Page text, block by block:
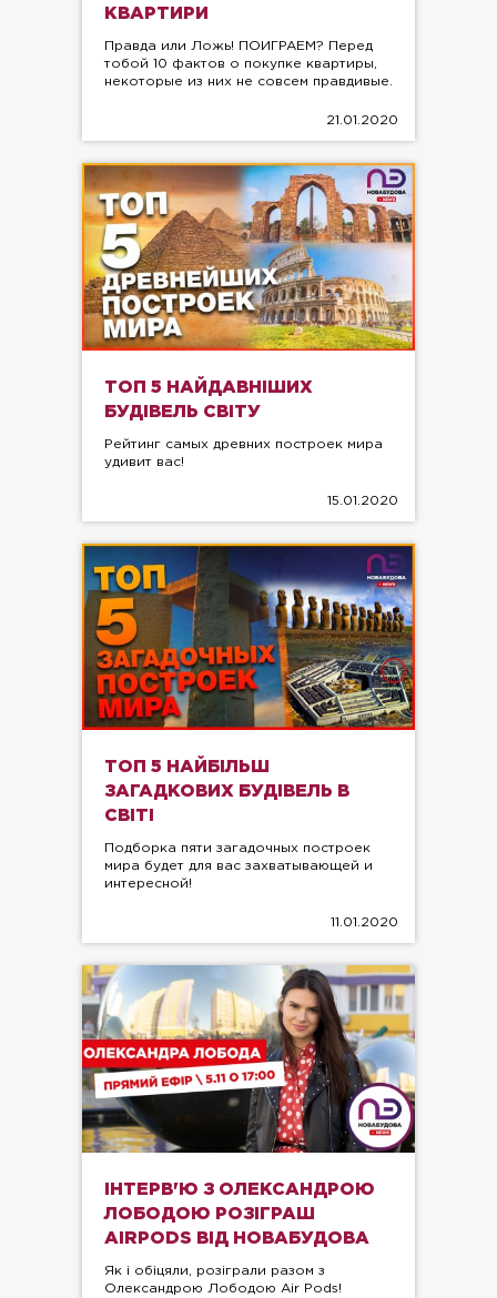
КВАРТИРИ
Правда или Ложь! ПОИГРАЕМ? Перед
тобой 10 фактов о покупке квартиры,
некоторые из них не совсем правдивые.
21.01.2020
ТОП 5 НАЙДАВНІШИХ
БУДІВЕЛЬ СВІТУ
Рейтинг самых древних построек мира
удивит вас!
15.01.2020
ТОП 5 НАЙБІЛЬШ
ЗАГАДКОВИХ БУДІВЕЛЬ В
СВІТІ
Подборка пяти загадочных построек
мира будет для вас захватывающей и
интересной!
11.01.2020
ІНТЕРВ'Ю З ОЛЕКСАНДРОЮ
ЛОБОДОЮ РОЗІГРАШ
AIRPODS ВІД НОВАБУДОВА
Як і обіцяли, розіграли разом з
Олександрою Лободою Air Pods!